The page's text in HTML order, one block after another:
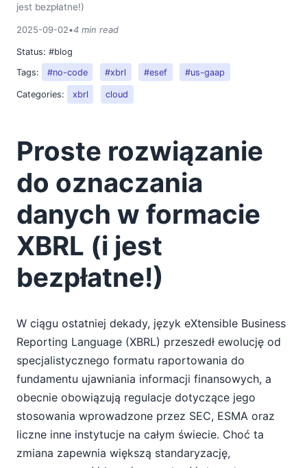
jest bezpłatne!)
2025-09-02•4 min read
Status: #blog
Tags:
#no-code #xbrl #esef #us-gaap
Categories: xbrl cloud
Proste rozwiązanie
do oznaczania
danych w formacie
XBRL (i jest
bezpłatne!)
W ciągu ostatniej dekady, język eXtensible Business
Reporting Language (XBRL) przeszedł ewolucję od
specjalistycznego formatu raportowania do
fundamentu ujawniania informacji finansowych, a
obecnie obowiązują regulacje dotyczące jego
stosowania wprowadzone przez SEC, ESMA oraz
liczne inne instytucje na całym świecie. Choć ta
zmiana zapewnia większą standaryzację,